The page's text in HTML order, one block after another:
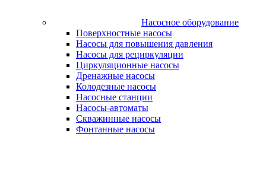
Насосное оборудование
Поверхностные насосы
Насосы для повышения давления
Насосы для рециркуляции
Циркуляционные насосы
Дренажные насосы
Колодезные насосы
Насосные станции
Насосы-автоматы
Скважинные насосы
Фонтанные насосы